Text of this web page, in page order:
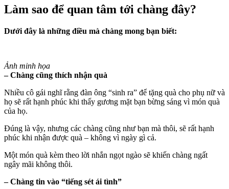
Làm sao để quan tâm tới chàng đây?
Dưới đây là những điều mà chàng mong bạn biết:
Ảnh minh họa
– Chàng cũng thích nhận quà
Nhiều cô gái nghĩ rằng đàn ông “sinh ra” để tặng quà cho phụ nữ và
họ sẽ rất hạnh phúc khi thấy gương mặt bạn bừng sáng vì món quà
của họ.
Đúng là vậy, nhưng các chàng cũng như bạn mà thôi, sẽ rất hạnh
phúc khi nhận được quà – không vì ngày gì cả.
Một món quà kèm theo lời nhắn ngọt ngào sẽ khiến chàng ngất
ngây mãi không thôi.
– Chàng tin vào “tiếng sét ái tình”